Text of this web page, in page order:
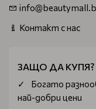
Контакт с нас
ЗАЩО ДА КУПЯ?
Богатo
най-добри цени